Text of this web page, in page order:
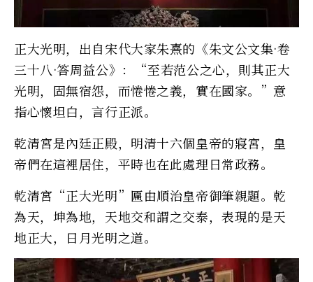
正大光明，出自宋代大家朱熹的《朱文公文集·卷
三十八·答周益公》：“至若范公之心，則其正大
光明，固無宿怨，而惓惓之義，實在國家。”意
指心懷坦白，言行正派。
乾清宮是內廷正殿，明清十六個皇帝的寢宮，皇
帝們在這裡居住，平時也在此處理日常政務。
乾清宮“正大光明”匾由順治皇帝御筆親題。乾
為天，坤為地，天地交和謂之交泰，表現的是天
地正大，日月光明之道。